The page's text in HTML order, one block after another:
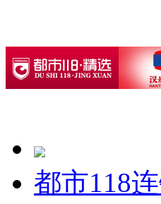
都市118